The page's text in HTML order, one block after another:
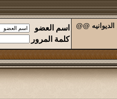
@@ اسم العضو
كلمة المرور